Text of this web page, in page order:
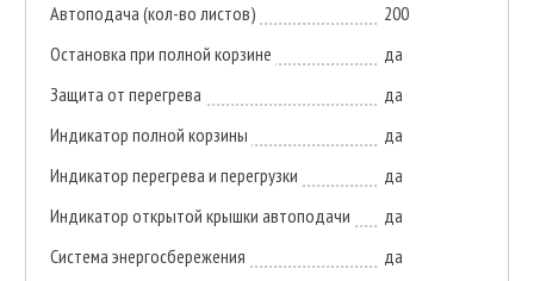
Автоподача (кол-во листов)
200
Остановка при полной корзине
да
Защита от перегрева
да
Индикатор полной корзины
да
Индикатор перегрева и перегрузки
да
Индикатор открытой крышки автоподачи
да
Система энергосбережения
да